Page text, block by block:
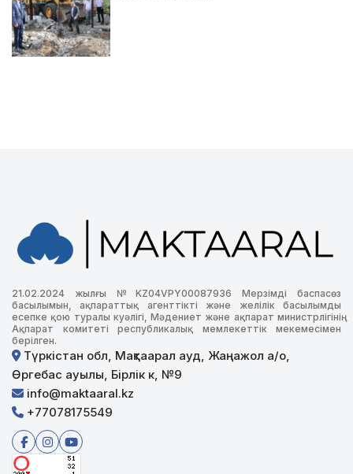
21.02.2024 жылғы №KZ04VPY00087936 Мерзімді баспасөз
басылымын, ақпараттық агенттікті және желілік басылымды
есепке қою туралы куәлігі, Мәдениет және ақпарат министрлігінің
Ақпарат комитеті республикалық мемлекеттік мекемесімен
берілген.
Түркістан обл, Мақтаарал ауд, Жаңажол а/о,
Өргебас ауылы, Бірлік к, №9
info@maktaaral.kz
+77078175549